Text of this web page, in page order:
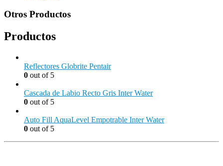
Otros Productos
Productos
Reflectores Globrite Pentair
0 out of 5
Cascada de Labio Recto Gris Inter Water
0 out of 5
Auto Fill AquaLevel Empotrable Inter Water
0 out of 5